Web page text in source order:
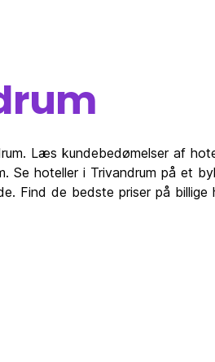
Læs kundebedømelser af
Se hoteller i Trivandrum på et
Find de bedste priser på billige